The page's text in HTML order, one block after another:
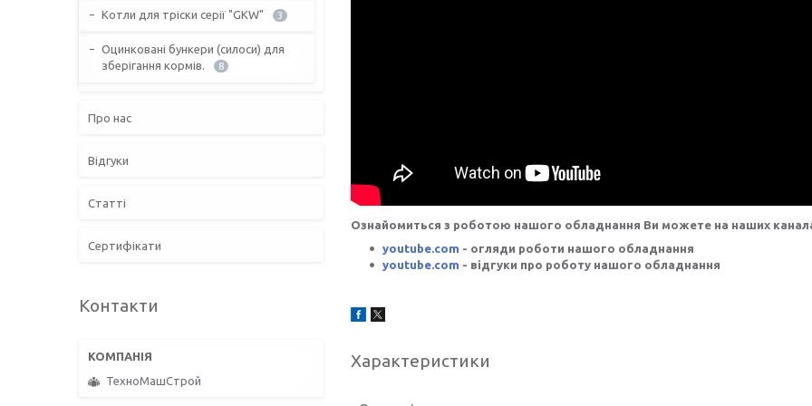
Ознайомиться з роботою нашого обладнання Ви можете на наших
youtube.com - огляди роботи нашого обладнання
youtube.com - відгуки про роботу нашого обладнання
Характеристики
Котли для тріски серії "GKW" 3
Оцинковані бункери (силоси) для
зберігання кормів.
8
Про нас
Відгуки
Статті
Сертифікати
Контакти
ТехноМашСтрой